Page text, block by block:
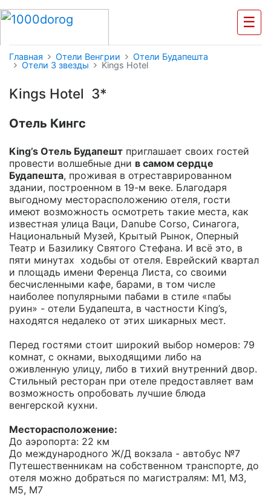
☰
Главная Отели Венгрии
Отели Будапешта
Отели 3 звезды
Kings Hotel
Kings Hotel 3*
Отель Кингс
King’s Отель Будапешт приглашает своих гостей
провести волшебные дни в самом сердце
Будапешта, проживая в отреставрированном
здании, построенном в 19-м веке. Благодаря
выгодному месторасположению отеля, гости
имеют возможность осмотреть такие места, как
известная улица Ваци, Danube Corso, Синагога,
Национальный Музей, Крытый Рынок, Оперный
Театр и Базилику Святого Стефана. И всё это, в
пяти минутах ходьбы от отеля. Еврейский квартал
и площадь имени Ференца Листа, со своими
бесчисленными кафе, барами, в том числе
наиболее популярными пабами в стиле «пабы
руин» - отели Будапешта, в частности King’s,
находятся недалеко от этих шикарных мест.
Перед гостями стоит широкий выбор номеров: 79
комнат, с окнами, выходящими либо на
оживленную улицу, либо в тихий внутренний двор.
Стильный ресторан при отеле предоставляет вам
возможность опробовать лучшие блюда
венгерской кухни.
Месторасположение:
До аэропорта: 22 км
До международного Ж/Д вокзала - автобус №7
Путешественникам на собственном транспорте, до
отеля можно добраться по магистралям: М1, М3,
М5, М7